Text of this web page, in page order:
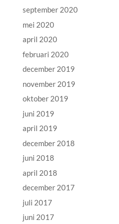
september 2020
mei 2020
april 2020
februari 2020
december 2019
november 2019
oktober 2019
juni 2019
april 2019
december 2018
juni 2018
april 2018
december 2017
juli 2017
juni 2017